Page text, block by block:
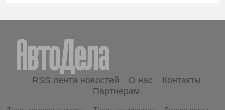
RSS лента новостей О нас
Контакты
Партнерам